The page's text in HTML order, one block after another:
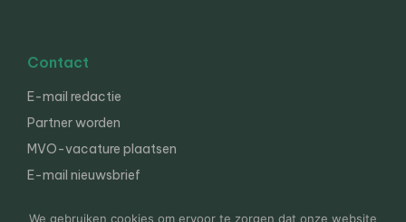
Contact
E-mail redactie
Partner worden
MVO-vacature plaatsen
E-mail nieuwsbrief
We gebruiken cookies om ervoor te zorgen dat onze website